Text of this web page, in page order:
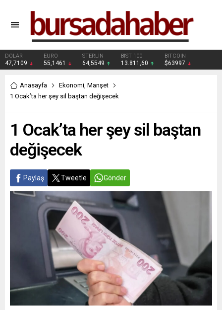
DOLAR
47,7109
EURO
55,1461
STERLİN
64,5549
BIST 100
13.811,60
BITCOIN
$63997
Anasayfa Ekonomi, Manşet
1 Ocak’ta her şey sil baştan değişecek
1 Ocak’ta her şey sil baştan
değişecek
Paylaş Tweetle Gönder